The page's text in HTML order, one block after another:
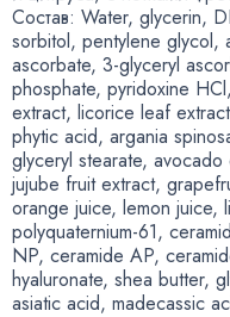
Состав: Water, glycerin,
sorbitol, pentylene glycol,
ascorbate, 3-glyceryl
phosphate, pyridoxine HCl,
extract, licorice leaf extract
phytic acid, argania
glyceryl stearate, avocado
jujube fruit extract,
orange juice, lemon juice,
polyquaternium-61,
NP, ceramide AP,
hyaluronate, shea butter,
asiatic acid, madecassic